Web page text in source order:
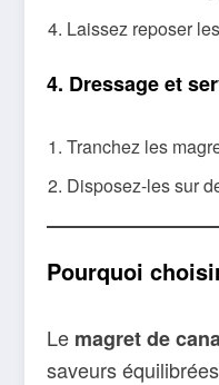
Laissez reposer
4. Dressage et
Tranchez les
Disposez-les sur
Pourquoi
Le magret de
saveurs